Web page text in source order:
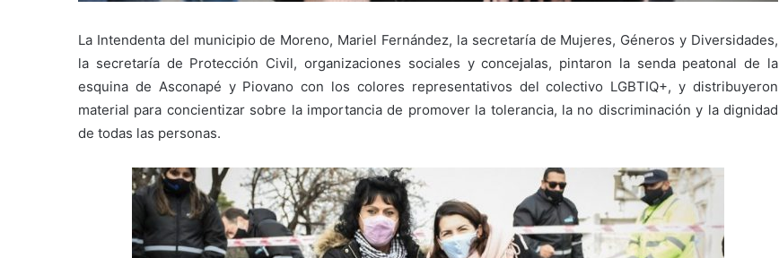
La Intendenta del municipio de Moreno, Mariel Fernández, la secretaría de Mujeres, Géneros y Diversidades,
la secretaría de Protección Civil, organizaciones sociales y concejalas, pintaron la senda peatonal de la
esquina de Asconapé y Piovano con los colores representativos del colectivo LGBTIQ+, y distribuyeron
material para concientizar sobre la importancia de promover la tolerancia, la no discriminación y la dignidad
de todas las personas.